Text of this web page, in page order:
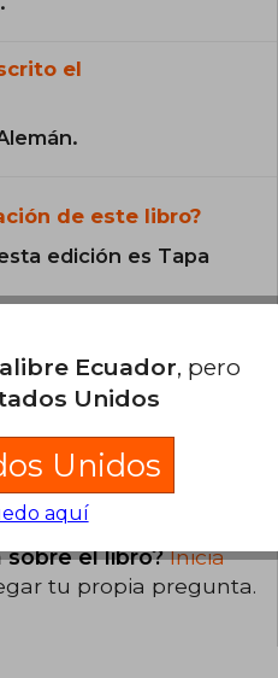
el
de este libro?
edición es Tapa
sobre el libro
el libro?Inicia
tu propia pregunta.
Ecuador, pero
Unidos
Unidos
aquí